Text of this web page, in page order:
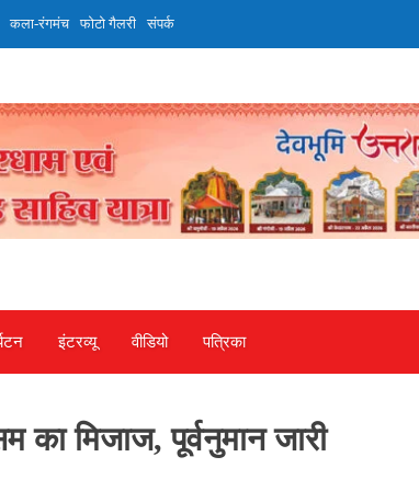
कला-रंगमंच फोटो गैलरी संपर्क
इंटरव्‍यू वीडियो पत्रिका
का मिजाज, पूर्वनुमान जारी